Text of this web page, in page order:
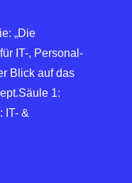
„Die
IT-, Personal-
Blick auf das
1:
IT- &